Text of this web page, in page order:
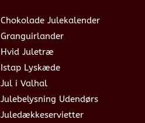
Chokolade Julekalender
Granguirlander
Hvid Juletræ
Istap Lyskæde
Jul i Valhal
Julebelysning Udendørs
Juledækkeservietter